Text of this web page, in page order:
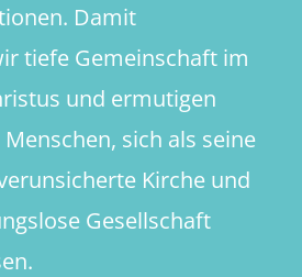
Damit
tiefe Gemeinschaft im
und ermutigen
sich als seine
Kirche und
Gesellschaft